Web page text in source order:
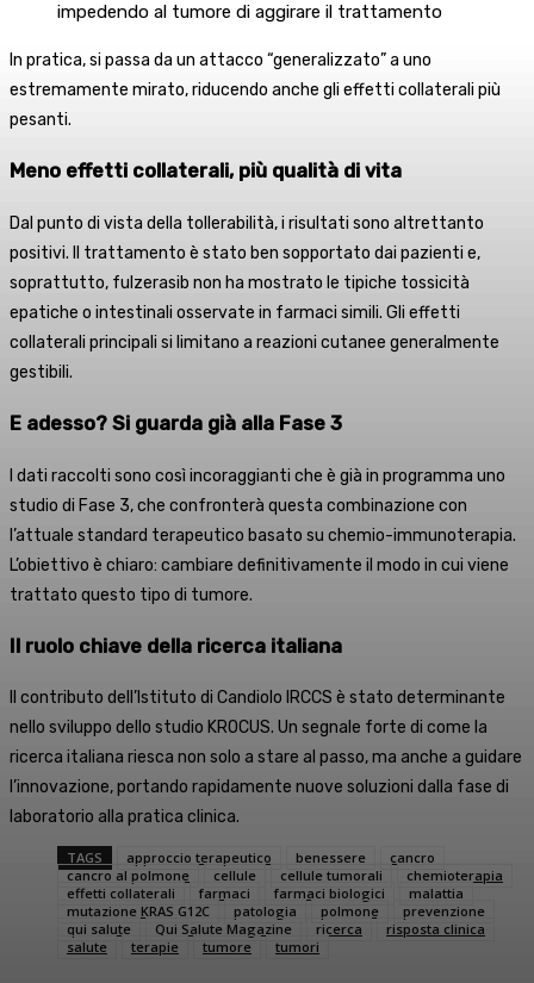
impedendo al tumore di aggirare il trattamento
In pratica, si passa da un attacco “generalizzato” a uno
estremamente mirato, riducendo anche gli effetti collaterali più
pesanti.
Meno effetti collaterali, più qualità di vita
Dal punto di vista della tollerabilità, i risultati sono altrettanto
positivi. Il trattamento è stato ben sopportato dai pazienti e,
soprattutto, fulzerasib non ha mostrato le tipiche tossicità
epatiche o intestinali osservate in farmaci simili. Gli effetti
collaterali principali si limitano a reazioni cutanee generalmente
gestibili.
E adesso? Si guarda già alla Fase 3
I dati raccolti sono così incoraggianti che è già in programma uno
studio di Fase 3, che confronterà questa combinazione con
l’attuale standard terapeutico basato su chemio-immunoterapia.
L’obiettivo è chiaro: cambiare definitivamente il modo in cui viene
trattato questo tipo di tumore.
Il ruolo chiave della ricerca italiana
Il contributo dell’Istituto di Candiolo IRCCS è stato determinante
nello sviluppo dello studio KROCUS. Un segnale forte di come la
ricerca italiana riesca non solo a stare al passo, ma anche a guidare
l’innovazione, portando rapidamente nuove soluzioni dalla fase di
laboratorio alla pratica clinica.
TAGS approccio terapeutico benessere
cancro
cancro al polmone
cellule cellule tumorali
chemioterapia
effetti collaterali
farmaci farmaci biologici
malattia
mutazione KRAS G12C
patologia polmone
prevenzione
qui salute
Qui Salute Magazine ricerca
risposta clinica
salute
terapie tumore tumori